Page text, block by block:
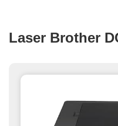
Laser Brother